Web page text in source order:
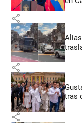
share
Alias
share
tras
share